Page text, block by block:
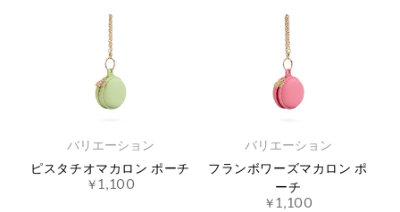
バリエーション
ピスタチオマカロン ポーチ
￥1,100
バリエーション
フランボワーズマカロン ポ
ーチ
￥1,100